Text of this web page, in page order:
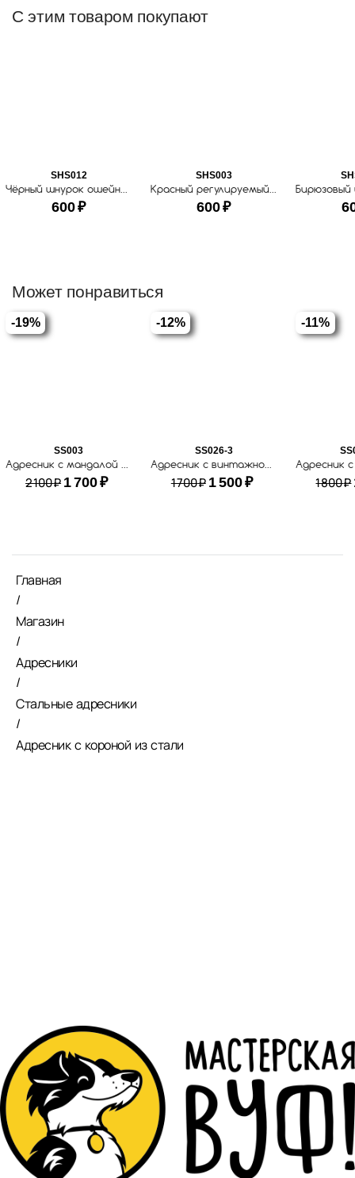
С этим товаром покупают
SHS012
Чёрный шнурок ошейник для ношения адресника
600₽
SHS003
Красный регулируемый шнурок ошейник для ношения собачьего адресника
600₽
Может понравиться
-19%
SS003
Адресник с мандалой и лотосом из нержавеющей стали
2 100₽ 1 700₽
-12%
SS026-3
Адресник с винтажной короной
1 700₽ 1 500₽
-11%
1 800₽
Главная
/
Магазин
/
Адресники
/
Стальные адресники
/
Адресник с короной из стали